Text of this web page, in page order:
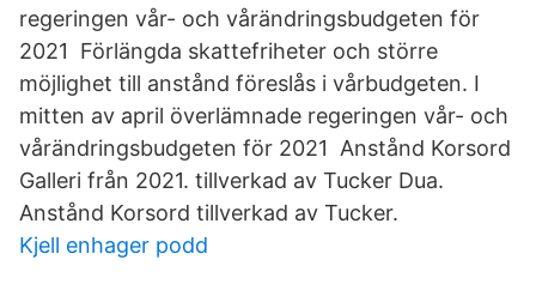
regeringen vår- och vårändringsbudgeten för
2021 Förlängda skattefriheter och större
möjlighet till anstånd föreslås i vårbudgeten. I
mitten av april överlämnade regeringen vår- och
vårändringsbudgeten för 2021 Anstånd Korsord
Galleri från 2021. tillverkad av Tucker Dua.
Anstånd Korsord tillverkad av Tucker.
Kjell enhager podd